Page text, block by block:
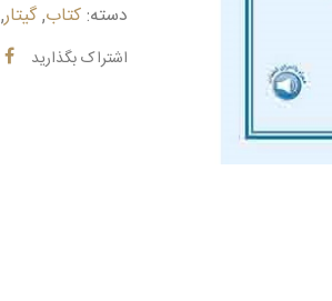
دسته:کتاب,گیتار,
اشتراک بگذارید